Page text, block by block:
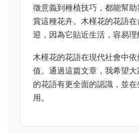
徵意義到種植技巧，都能幫
賞這種花卉。木槿花的花語
迎，因為它貼近生活，容易理
木槿花的花語在現代社會中
值。通過這篇文章，我希望
的花語有更全面的認識，並
用。